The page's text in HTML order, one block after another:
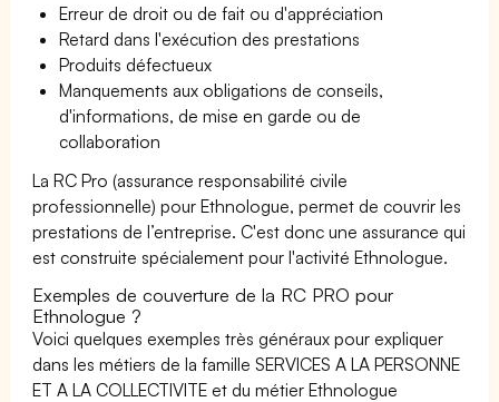
Erreur de droit ou de fait ou d'appréciation
Retard dans l'exécution des prestations
Produits défectueux
Manquements aux obligations de conseils,
d'informations, de mise en garde ou de
collaboration
La RC Pro (assurance responsabilité civile
professionnelle) pour Ethnologue, permet de couvrir les
prestations de l’entreprise. C'est donc une assurance qui
est construite spécialement pour l'activité Ethnologue.
Exemples de couverture de la RC PRO pour
Ethnologue ?
Voici quelques exemples très généraux pour expliquer
dans les métiers de la famille SERVICES A LA PERSONNE
ET A LA COLLECTIVITE et du métier Ethnologue